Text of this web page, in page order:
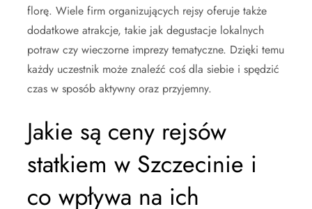
florę. Wiele firm organizujących rejsy oferuje także
dodatkowe atrakcje, takie jak degustacje lokalnych
potraw czy wieczorne imprezy tematyczne. Dzięki temu
każdy uczestnik może znaleźć coś dla siebie i spędzić
czas w sposób aktywny oraz przyjemny.
Jakie są ceny rejsów
statkiem w Szczecinie i
co wpływa na ich